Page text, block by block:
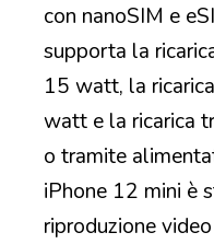
con nanoSIM e
supporta la
15 watt, la
watt e la ricarica
o tramite
iPhone 12 mini è
riproduzione